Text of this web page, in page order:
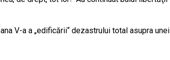
V-a a „edificării“ dezastrului total asupra unei